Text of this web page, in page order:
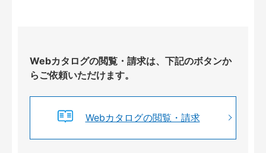
Webカタログの閲覧・請求は、下記のボタンか
らご依頼いただけます。
Webカタログの閲覧・請求